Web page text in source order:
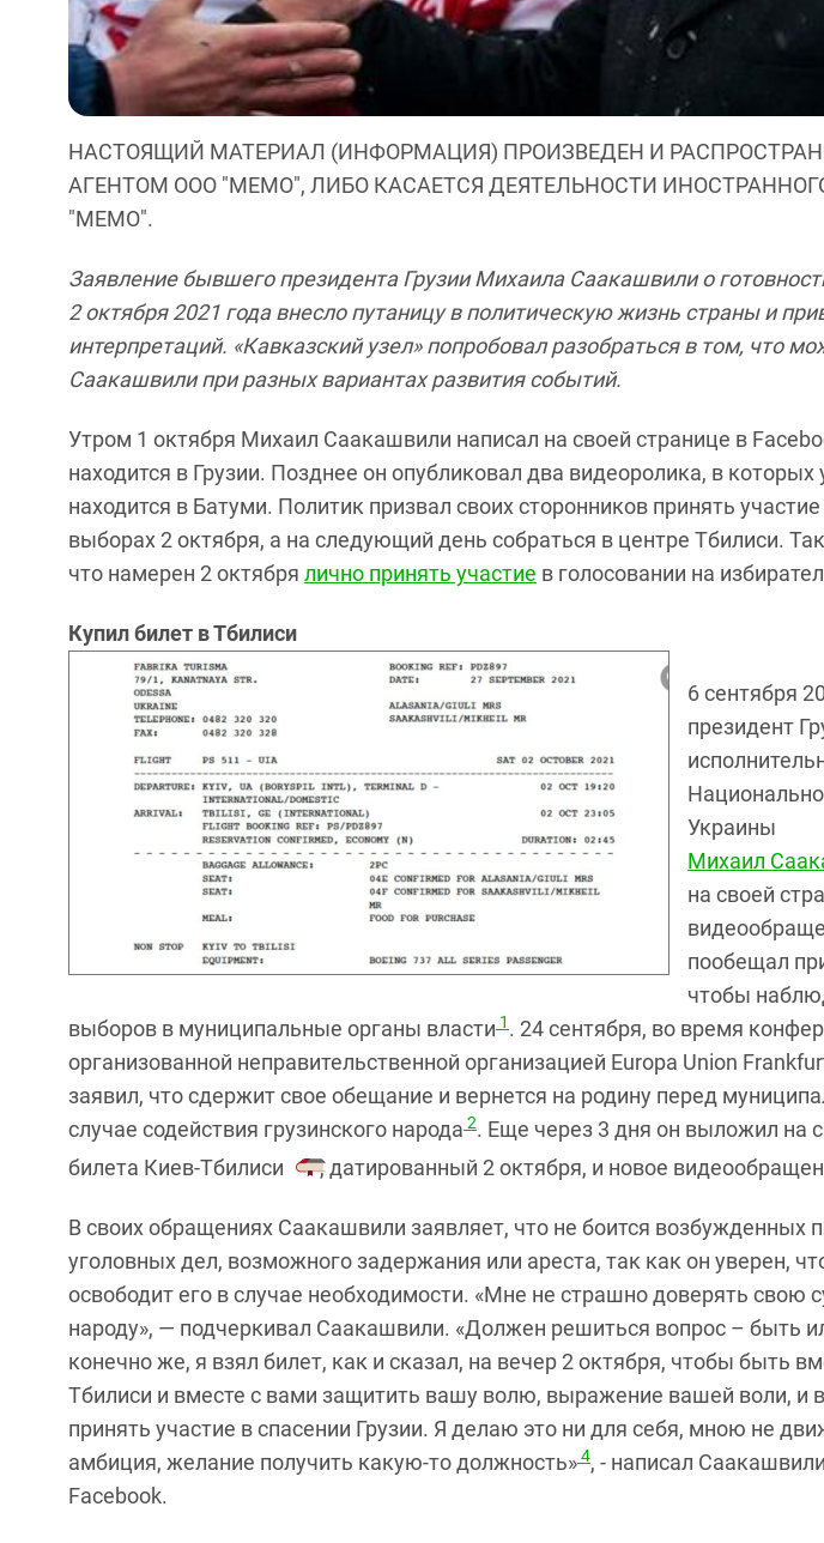
НАСТОЯЩИЙ МАТЕРИАЛ (ИНФОРМАЦИЯ) ПРОИЗВЕДЕН И
АГЕНТОМ ООО "МЕМО", ЛИБО КАСАЕТСЯ ДЕЯТЕЛЬНОСТИ
"МЕМО".
Заявление бывшего президента Грузии Михаила Саакашвили о
2 октября 2021 года внесло путаницу в политическую жизнь страны и
интерпретаций. «Кавказский узел» попробовал разобраться в том, что
Саакашвили при разных вариантах развития событий.
Утром 1 октября Михаил Саакашвили написал на своей странице в
находится в Грузии. Позднее он опубликовал два видеоролика, в которых
находится в Батуми. Политик призвал своих сторонников принять
выборах 2 октября, а на следующий день собраться в центре Тбилиси.
что намерен 2 октября лично принять участие в голосовании на
Купил билет в Тбилиси
6 сентября
президент
Украины
Михаил
на своей
пообещал
чтобы
выборов в муниципальные органы власти 1 . 24 сентября, во время
организованной неправительственной организацией Europa Union
заявил, что сдержит свое обещание и вернется на родину перед
случае содействия грузинского народа 2. Еще через 3 дня он выложил на
билета Киев-Тбилиси
, датированный 2 октября, и новое
В своих обращениях Саакашвили заявляет, что не боится возбужденных
уголовных дел, возможного задержания или ареста, так как он уверен,
освободит его в случае необходимости. «Мне не страшно доверять свою
народу», — подчеркивал Саакашвили. «Должен решиться вопрос – быть
конечно же, я взял билет, как и сказал, на вечер 2 октября, чтобы быть
Тбилиси и вместе с вами защитить вашу волю, выражение вашей воли, и
принять участие в спасении Грузии. Я делаю это ни для себя, мною не
амбиция, желание получить какую-то должность»4, - написал
Facebook.